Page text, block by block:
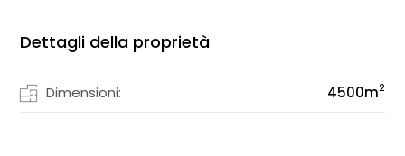
Dettagli della proprietà
Dimensioni: 4500m2